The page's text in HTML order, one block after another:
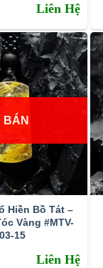
Liên Hệ
Hiền Bồ Tát –
Vàng #MTV-
15
Liên Hệ